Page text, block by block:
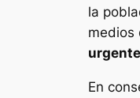
la
medios
En